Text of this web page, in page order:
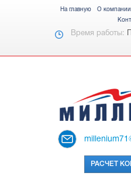
На главную О компании
Время работы:
РАСЧЕТ